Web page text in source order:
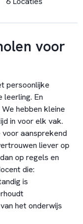
voor
persoonlijke
leerling. En
hebben kleine
in voor elk vak.
aansprekend
liever op
op regels en
die:
is
het onderwijs